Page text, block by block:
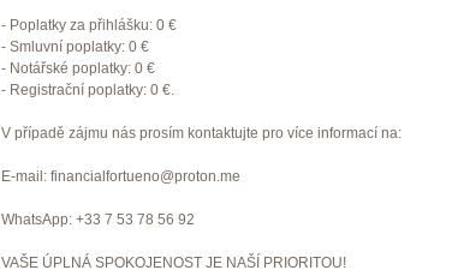
- Poplatky za přihlášku: 0 €
- Smluvní poplatky: 0 €
- Notářské poplatky: 0 €
- Registrační poplatky: 0 €.
V případě zájmu nás prosím kontaktujte pro více informací na:
E-mail: financialfortueno@proton.me
WhatsApp: +33 7 53 78 56 92
VAŠE ÚPLNÁ SPOKOJENOST JE NAŠÍ PRIORITOU!